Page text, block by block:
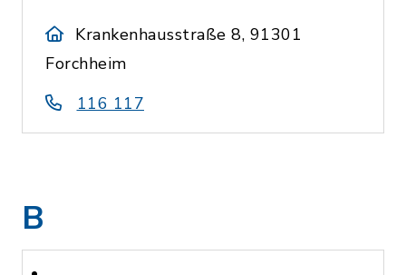
Krankenhausstraße 8, 91301
Forchheim
116 117
B